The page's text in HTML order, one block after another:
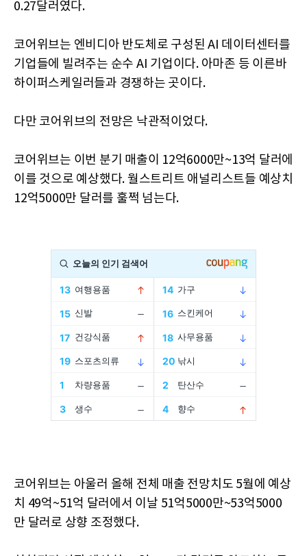
0.27달러였다.
코어위브는 엔비디아 반도체로 구성된 AI 데이터센터를
기업들에 빌려주는 순수 AI 기업이다. 아마존 등 이른바
하이퍼스케일러들과 경쟁하는 곳이다.
다만 코어위브의 전망은 낙관적이었다.
코어위브는 이번 분기 매출이 12억6000만~13억 달러에
이를 것으로 예상했다. 월스트리트 애널리스트들 예상치
12억5000만 달러를 훌쩍 넘는다.
코어위브는 아울러 올해 전체 매출 전망치도 5월에 예상
치 49억~51억 달러에서 이날 51억5000만~53억5000
만 달러로 상향 조정했다.